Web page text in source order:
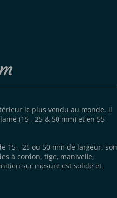
le plus vendu au monde, il
(15 - 25 & 50 mm) et en 55
15 - 25 ou 50 mm de largeur, son
à cordon, tige, manivelle,
sur mesure est solide et